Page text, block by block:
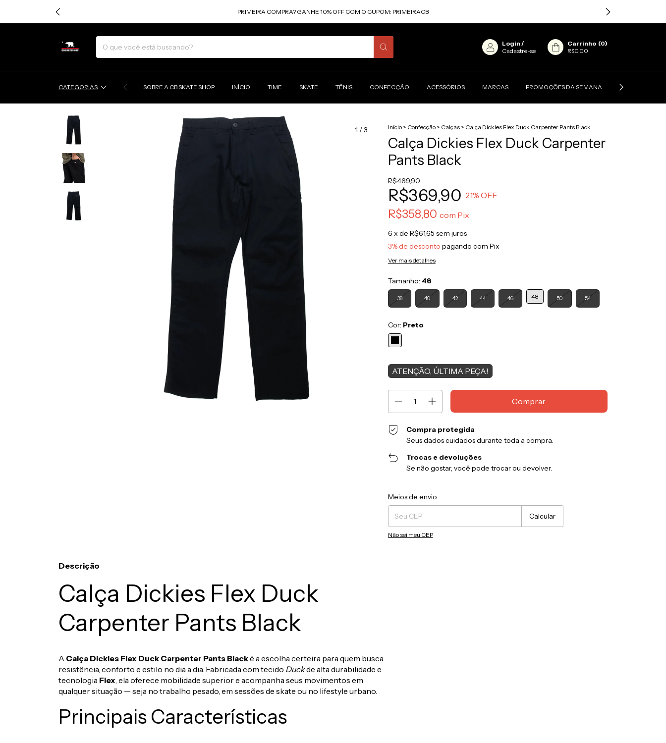
PRIMEIRA COMPRA? GANHE 10% OFF COM O CUPOM: PRIMEIRACB
Login /
Cadastre-se
Carrinho (0)
R$0,00
CATEGORIAS SOBRE A CB SKATE SHOP INÍCIO TIME SKATE TÊNIS CONFECÇÃO ACESSÓRIOS MARCAS PROMOÇÕES DA SEMANA CONTATO
1 /3 Início > Confecção > Calças > Calça Dickies Flex Duck Carpenter Pants Black
Calça Dickies Flex Duck Carpenter
Pants Black
R$469,90
R$369,90 21% OFF
R$358,80 com Pix
6 x de R$61,65 sem juros
3% de desconto pagando com Pix
Ver mais detalhes
Tamanho: 48
38 40 42 44 46 48 50 54
Cor: Preto
ATENÇÃO, ÚLTIMA PEÇA!
Compra protegida
Seus dados cuidados durante toda a compra.
Trocas e devoluções
Se não gostar, você pode trocar ou devolver.
Entregas para o CEP:
Meios de envio
Calcular
Não sei meu CEP
Descrição
Calça Dickies Flex Duck
Carpenter Pants Black
A Calça Dickies Flex Duck Carpenter Pants Blacké a escolha certeira para quem busca
resistência, conforto e estilo no dia a dia. Fabricada com tecido Duckde alta durabilidade e
tecnologia Flex, ela oferece mobilidade superior e acompanha seus movimentos em
qualquer situação — seja no trabalho pesado, em sessões de skate ou no lifestyle urbano.
Principais Características